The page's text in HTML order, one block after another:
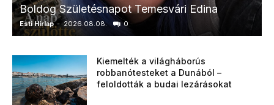
Boldog Születésnapot Temesvári Edina
Esti Hírlap - 2026.08.08. 0
Kiemelték a világháborús
robbanótesteket a Dunából –
feloldották a budai lezárásokat